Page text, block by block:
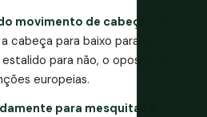
movimento de cabeça.
cabeça para baixo para sim e
para não, o oposto da
europeias.
para mesquitas e